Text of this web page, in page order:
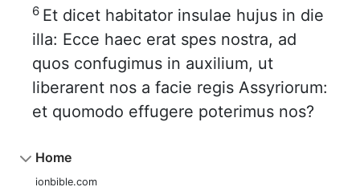
Home
ionbible.com
6 Et dicet habitator insulae hujus in die
illa: Ecce haec erat spes nostra, ad
quos confugimus in auxilium, ut
liberarent nos a facie regis Assyriorum:
et quomodo effugere poterimus nos?